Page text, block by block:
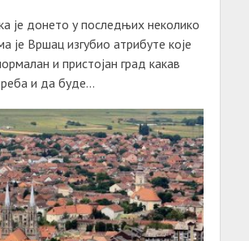
је донето у последњих неколико
је Вршац изгубио атрибуте које
и пристојан град какав
и да буде...